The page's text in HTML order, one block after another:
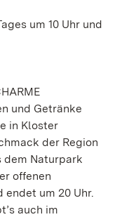
um 10 Uhr und
und Getränke
in Kloster
der Region
dem Naturpark
offenen
endet um 20 Uhr.
auch im